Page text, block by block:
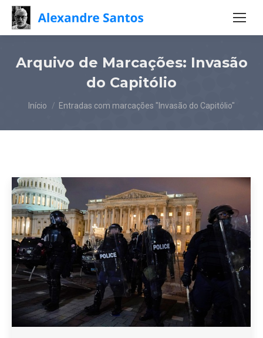
Arquivo de Marcações: Invasão
do Capitólio
Você está aqui:
Início Entradas com marcações "Invasão do Capitólio"